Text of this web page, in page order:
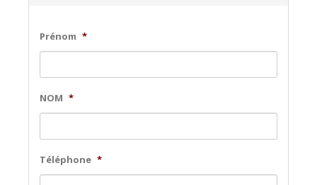
Prénom *
NOM *
Téléphone *